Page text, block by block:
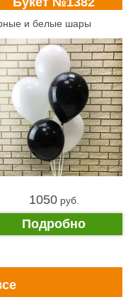
и белые шары
1050pуб.
Подробно